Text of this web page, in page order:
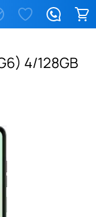
4/128GB